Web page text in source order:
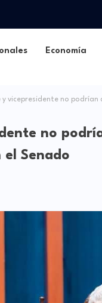
Economía
y vicepresidente no
no
Senado